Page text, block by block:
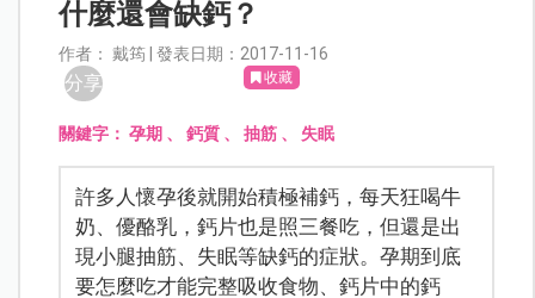
什麼還會缺鈣？
作者： 戴筠 | 發表日期：2017-11-16
分享 收藏
關鍵字：孕期 、鈣質 、抽筋 、 失眠
許多人懷孕後就開始積極補鈣，每天狂喝牛
奶、優酪乳，鈣片也是照三餐吃，但還是出
現小腿抽筋、失眠等缺鈣的症狀。孕期到底
要怎麼吃才能完整吸收食物、鈣片中的鈣